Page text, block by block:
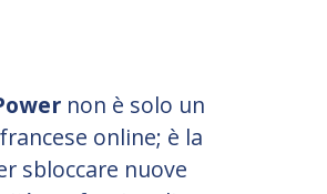
non è solo un
online; è la
sbloccare nuove